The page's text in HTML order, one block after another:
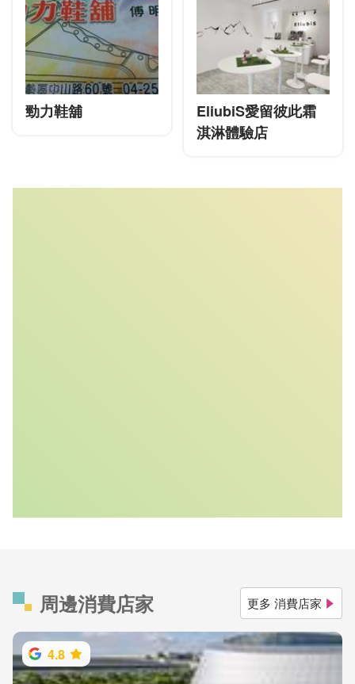
勁力鞋舖
EliubiS愛留彼此霜
淇淋體驗店
周邊消費店家 更多 消費店家
4.8